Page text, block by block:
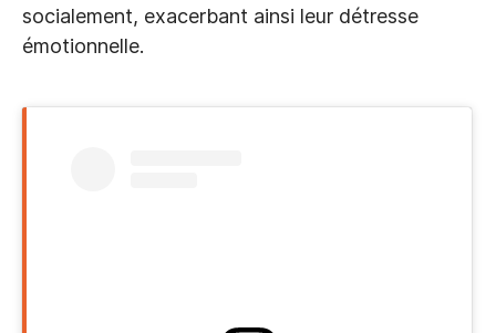
socialement, exacerbant ainsi leur détresse
émotionnelle.